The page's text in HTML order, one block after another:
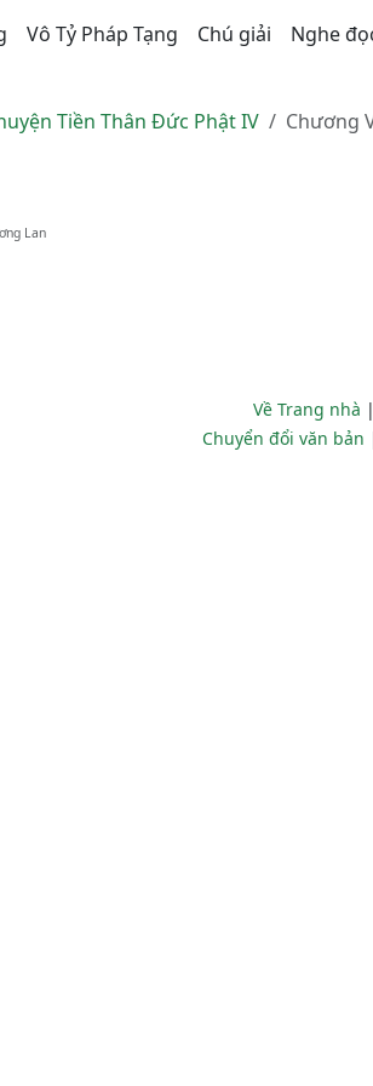
Vô Tỷ Pháp Tạng Chú giải Nghe
Tiền Thân Đức Phật IV Chương
Lan
Về Trang nhà |
Chuyển đổi văn bản